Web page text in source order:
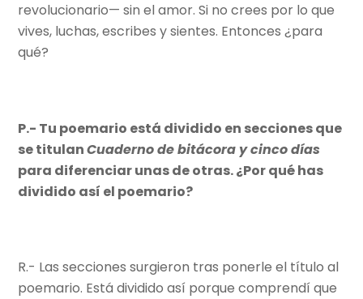
revolucionario— sin el amor. Si no crees por lo que
vives, luchas, escribes y sientes. Entonces ¿para
qué?
P.- Tu poemario está dividido en secciones que
se titulanCuaderno de bitácora y cinco días
para diferenciar unas de otras. ¿Por qué has
dividido así el poemario?
R.- Las secciones surgieron tras ponerle el título al
poemario. Está dividido así porque comprendí que